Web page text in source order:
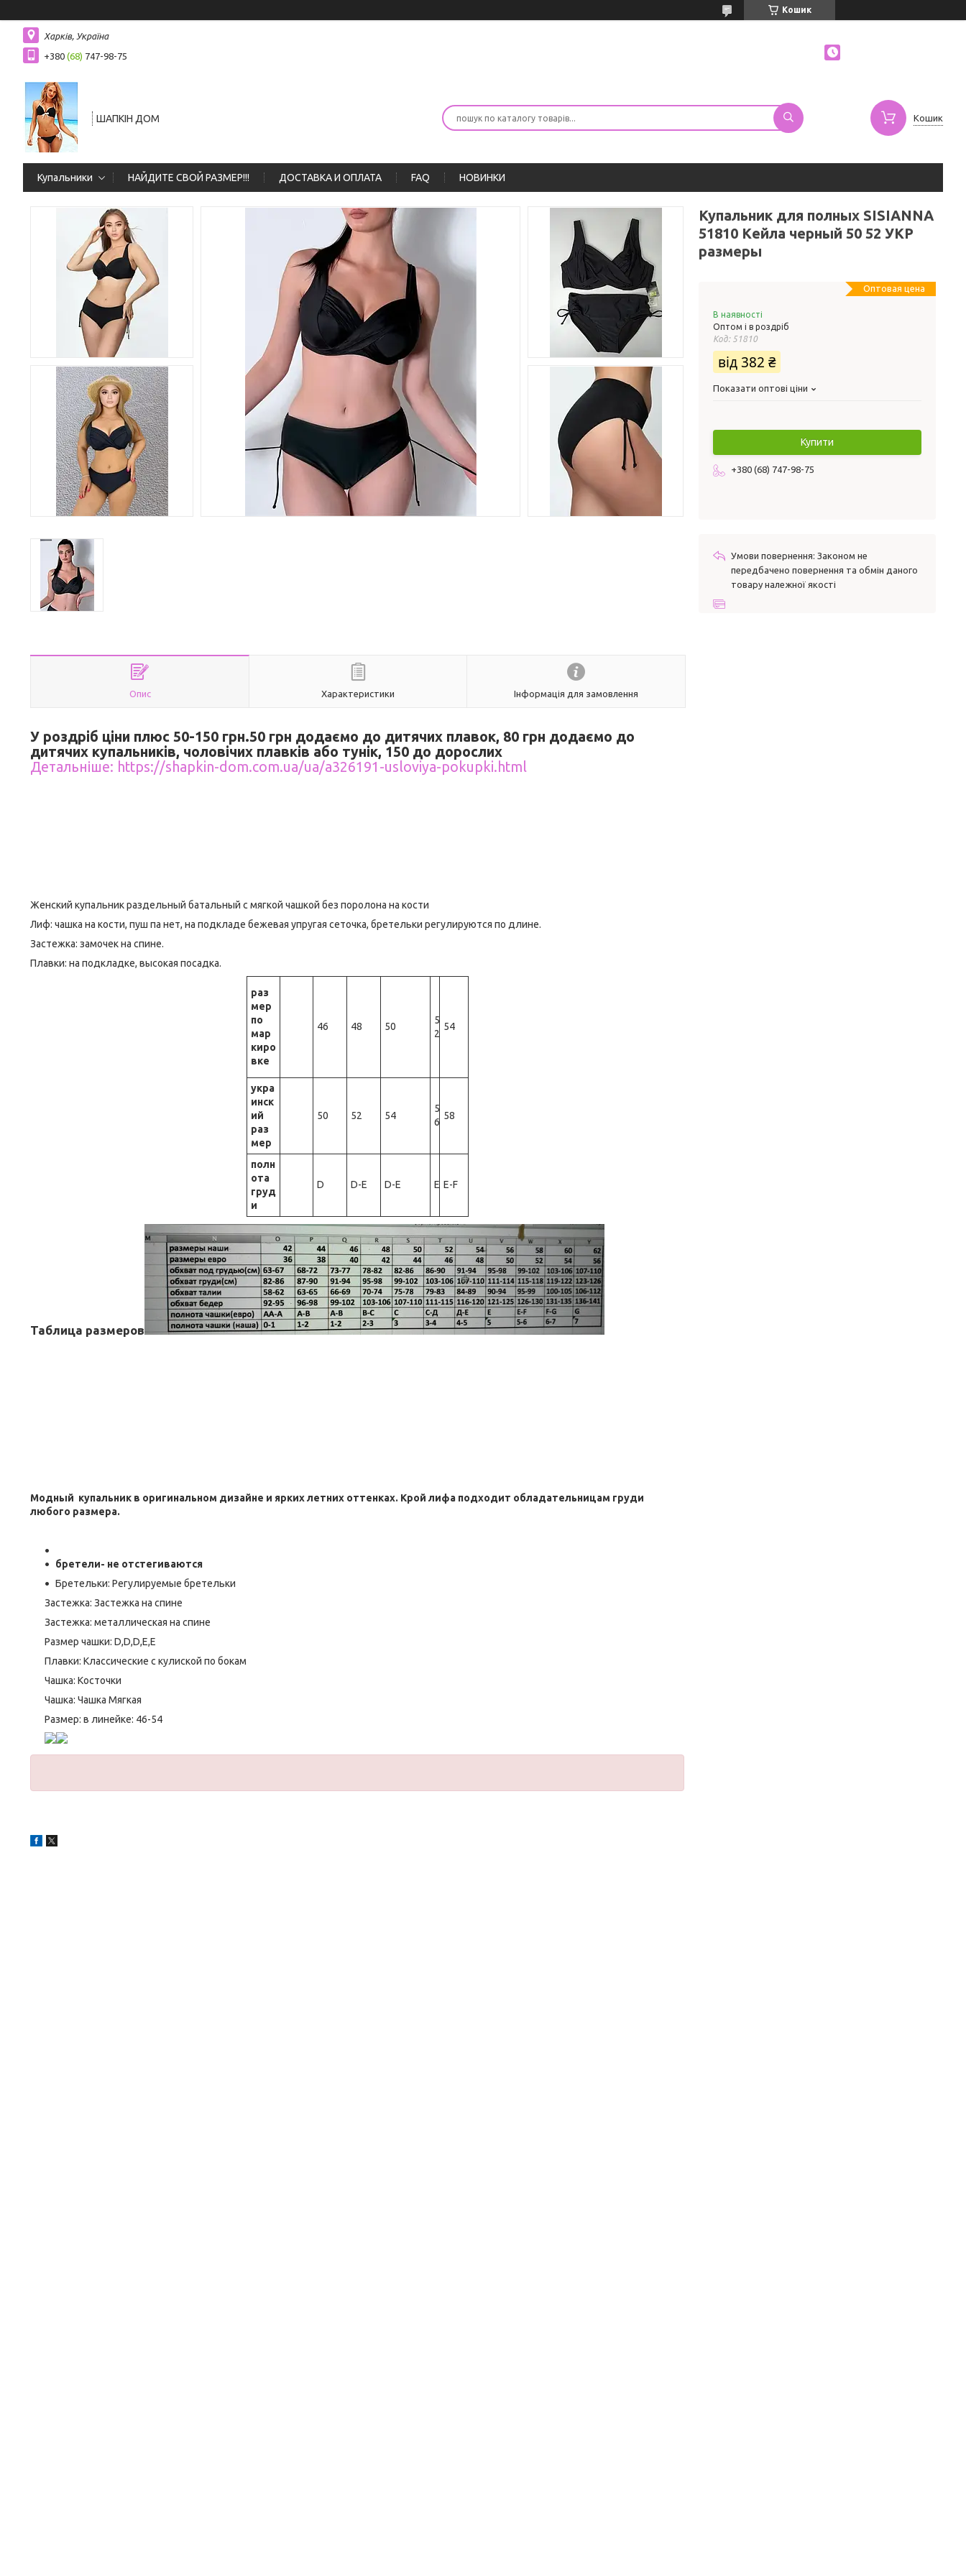
Кошик
Харків, Україна
+380 (68) 747-98-75
ШАПКIН ДОМ Кошик
Купальники НАЙДИТЕ СВОЙ РАЗМЕР!!! ДОСТАВКА И ОПЛАТА FAQ НОВИНКИ
Опис Характеристики Інформація для замовлення
У роздріб ціни плюс 50-150 грн.50 грн додаємо до дитячих плавок, 80 грн додаємо до
дитячих купальників, чоловічих плавків або тунік, 150 до дорослих
Детальніше: https://shapkin-dom.com.ua/ua/a326191-usloviya-pokupki.html
Женский купальник раздельный батальный с мягкой чашкой без поролона на кости
Лиф: чашка на кости, пуш па нет, на подкладе бежевая упругая сеточка, бретельки регулируются по длине.
Застежка: замочек на спине.
Плавки: на подкладке, высокая посадка.
раз
мер
по
мар
киро
вке
46 48 50
5
2
54
укра
инск
ий
раз
мер
50 52 54
5
6
58
полн
ота
груд
и
D D-E D-E E E-F
Таблица размеров
Модный купальник в оригинальном дизайне и ярких летних оттенках. Крой лифа подходит обладательницам груди
любого размера.
бретели- не отстегиваются
Бретельки: Регулируемые бретельки
Застежка: Застежка на спине
Застежка: металлическая на спине
Размер чашки: D,D,D,E,E
Плавки: Классические с кулиской по бокам
Чашка: Косточки
Чашка: Чашка Мягкая
Размер: в линейке: 46-54
Купальник для полных SISIANNA
51810 Кейла черный 50 52 УКР
размеры
Оптовая цена
В наявності
Оптом і в роздріб
Код: 51810
від382 ₴
Показати оптові ціни
Купити
+380 (68) 747-98-75
Законом не
передбачено повернення та обмін даного
товару належної якості